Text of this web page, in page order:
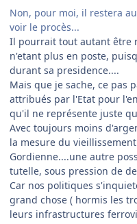
Non, pour moi, il restera
voir le procès...
Il pourrait tout autant être
n'etant plus en poste,
durant sa presidence....
Mais que je sache, ce pas
attribués par l'Etat pour
qu'il ne représente juste
Avec toujours moins
la mesure du
Gordienne....une autre
tutelle, sous pression de
Car nos politiques
grand chose ( hormis les
leurs infrastructures